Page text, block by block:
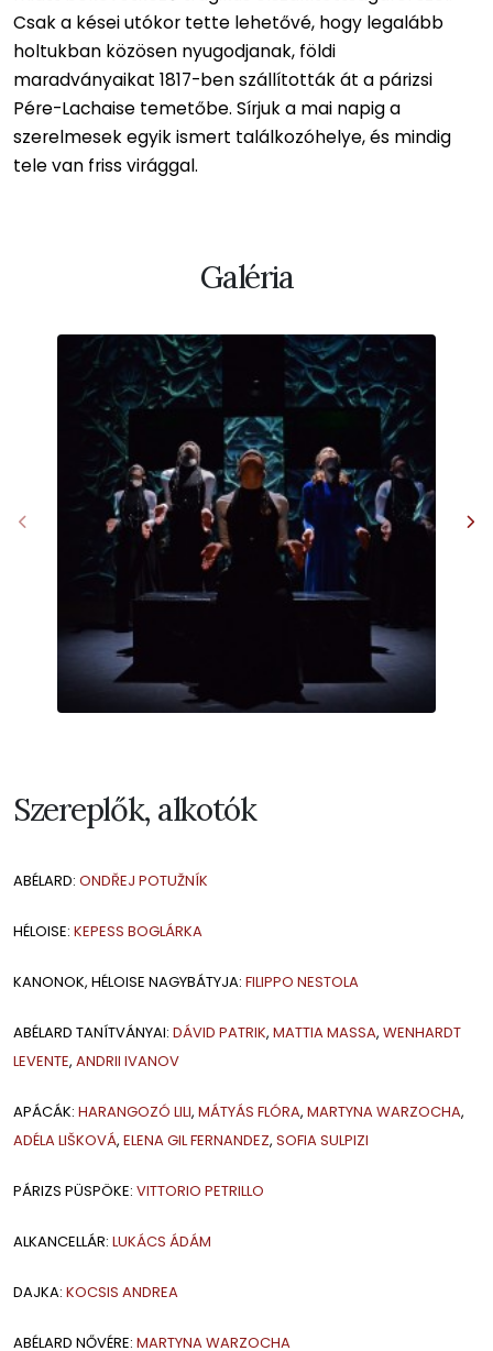
Csak a kései utókor tette lehetővé, hogy legalább
holtukban közösen nyugodjanak, földi
maradványaikat 1817-ben szállították át a párizsi
Pére-Lachaise temetőbe. Sírjuk a mai napig a
szerelmesek egyik ismert találkozóhelye, és mindig
tele van friss virággal.
Galéria
Szereplők, alkotók
ABÉLARD: ONDŘEJ POTUŽNÍK
HÉLOISE: KEPESS BOGLÁRKA
KANONOK, HÉLOISE NAGYBÁTYJA: FILIPPO NESTOLA
ABÉLARD TANÍTVÁNYAI: DÁVID PATRIK, MATTIA MASSA, WENHARDT
LEVENTE, ANDRII IVANOV
APÁCÁK: HARANGOZÓ LILI, MÁTYÁS FLÓRA, MARTYNA WARZOCHA,
ADÉLA LIŠKOVÁ, ELENA GIL FERNANDEZ, SOFIA SULPIZI
PÁRIZS PÜSPÖKE: VITTORIO PETRILLO
ALKANCELLÁR: LUKÁCS ÁDÁM
DAJKA: KOCSIS ANDREA
ABÉLARD NŐVÉRE: MARTYNA WARZOCHA